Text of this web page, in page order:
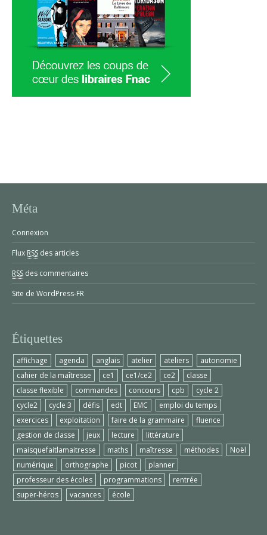
Méta
Connexion
Flux RSS des articles
RSS des commentaires
Site de WordPress-FR
Étiquettes
affichage agenda anglais atelier ateliers
autonomie
cahier de la maîtresse
ce1 ce1/ce2 ce2
classe
classe flexible
commandes concours cpb
cycle 2
cycle2
cycle 3 défis edt EMC
emploi du temps
exercices
exploitation faire de la grammaire
fluence
gestion de classe
jeux lecture
littérature
maisquefaitlamaitresse
maths maîtresse méthodes
Noël
numérique
orthographe picot
planner
professeur des écoles
programmations
rentrée
super-héros
vacances école